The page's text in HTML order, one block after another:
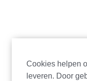
Cookies helpen
leveren. Door